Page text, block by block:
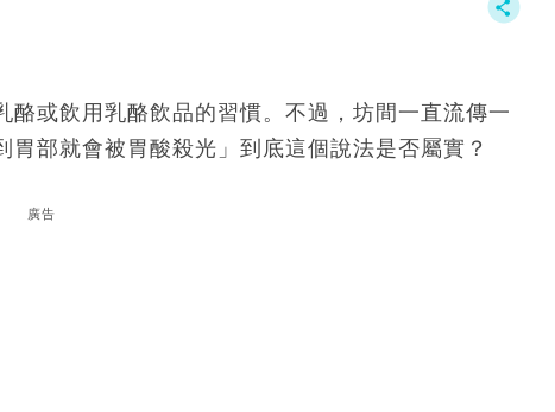
或飲用乳酪飲品的習慣。不過，坊間一直流傳一
部就會被胃酸殺光」到底這個說法是否屬實？
廣告